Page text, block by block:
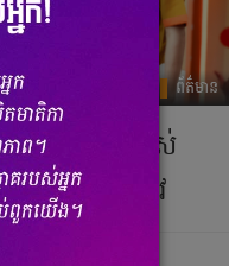
ព័ត៌មាន
តជាសំណាងណាស់
មុំនៅកោះម៉ាល់ឌីវ